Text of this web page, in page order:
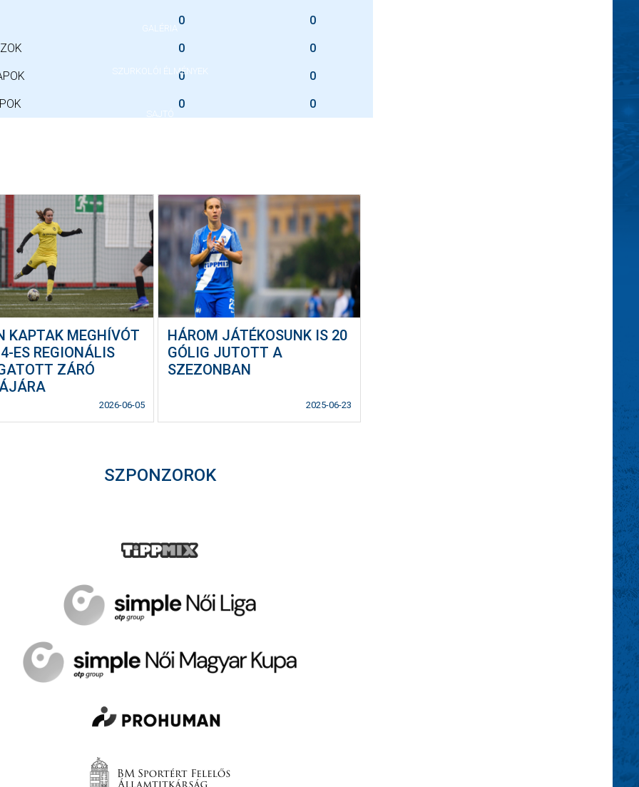
GALÉRIA
SZURKOLÓI ÉLMÉNYEK
SAJTÓ
0 0
0 0
0 0
0 0
KAPTAK MEGHÍVÓT
ES REGIONÁLIS
ZÁRÓ
2026-06-05
HÁROM JÁTÉKOSUNK IS 20
GÓLIG JUTOTT A
SZEZONBAN
2025-06-23
SZPONZOROK